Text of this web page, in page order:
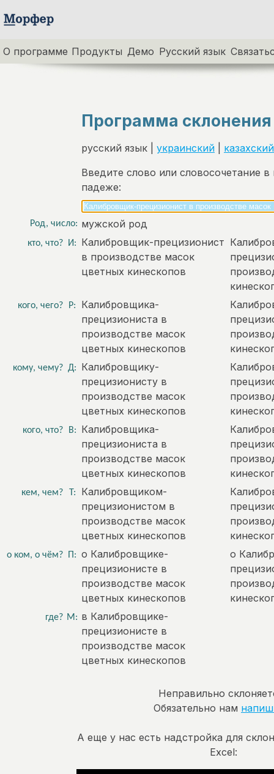
О программе Продукты Демо Русский язык
Программа
русский язык | украинский
казахский
Введите слово или словосочетание
падеже:
Род, число: мужской род
кто, что? И:
Калибровщик-прецизионист
в производстве масок
цветных кинескопов
кого, чего? Р:
Калибровщика-
прецизиониста в
производстве масок
цветных кинескопов
кому, чему? Д:
Калибровщику-
прецизионисту в
производстве масок
цветных кинескопов
кого, что? В:
Калибровщика-
прецизиониста в
производстве масок
цветных кинескопов
кем, чем? Т:
Калибровщиком-
прецизионистом в
производстве масок
цветных кинескопов
о ком, о чём? П: о Калибровщике-
прецизионисте в
производстве масок
цветных кинескопов
о
где? М: в Калибровщике-
прецизионисте в
производстве масок
цветных кинескопов
Неправильно
Обязательно нам
А еще у нас есть надстройка для
Excel: